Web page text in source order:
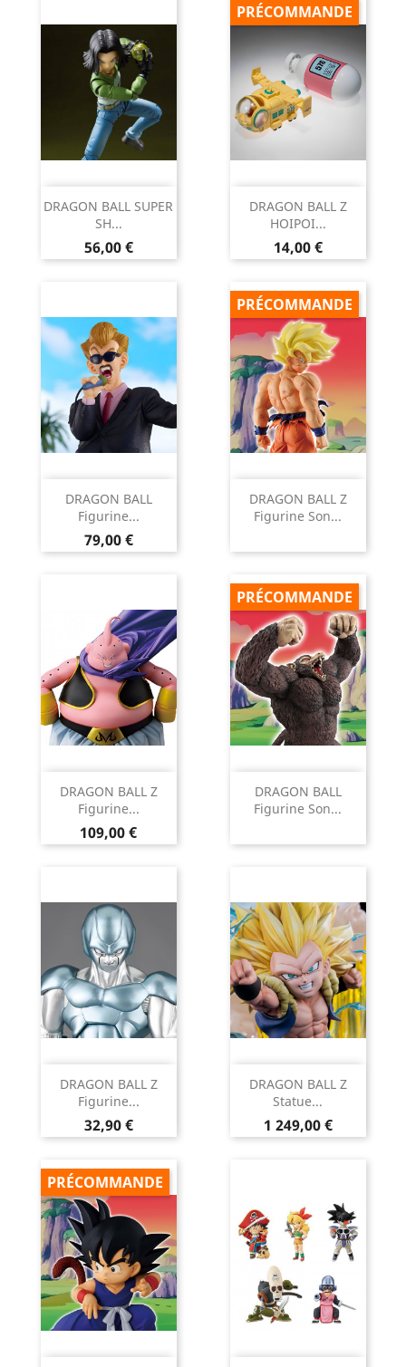
DRAGON BALL SUPER
SH...
Prix
56,00 €
DRAGON BALL Z
HOIPOI...
Prix
14,00 €
PRÉCOMMANDE
DRAGON BALL
Figurine...
Prix
79,00 €
DRAGON BALL Z
Figurine Son...
PRÉCOMMANDE
DRAGON BALL Z
Figurine...
Prix
109,00 €
DRAGON BALL
Figurine Son...
PRÉCOMMANDE
DRAGON BALL Z
Figurine...
Prix
32,90 €
DRAGON BALL Z
Statue...
Prix
1 249,00 €
PRÉCOMMANDE